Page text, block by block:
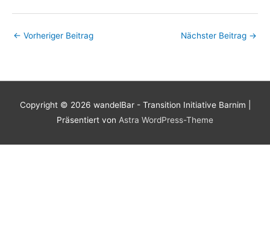
← Vorheriger Beitrag Nächster Beitrag →
Copyright © 2026 wandelBar - Transition Initiative Barnim
Präsentiert von Astra WordPress-Theme